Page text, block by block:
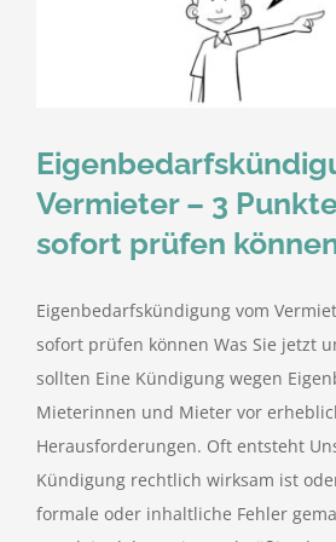
Kontakt
Blog
Impressum
Vermieter – 3
sofort prüfen
Eigenbedarfskündigung vom
sofort prüfen können Was Sie jetzt
sollten Eine Kündigung wegen
Mieterinnen und Mieter vor
Herausforderungen. Oft entsteht
Kündigung rechtlich wirksam ist
formale oder inhaltliche Fehler